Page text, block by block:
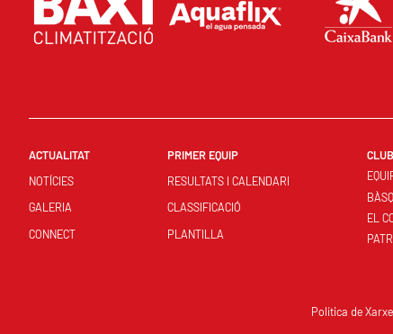
ACTUALITAT
NOTÍCIES
GALERIA
CONNECT
PRIMER EQUIP
RESULTATS I CALENDARI
CLASSIFICACIÓ
PLANTILLA
CLUB
EL
Política de